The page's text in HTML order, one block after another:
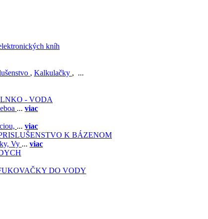
kníh
, Kalkulačky , ...
- VODA
... viac
... viac
K BÁZENOM
Vy ... viac
DO VODY